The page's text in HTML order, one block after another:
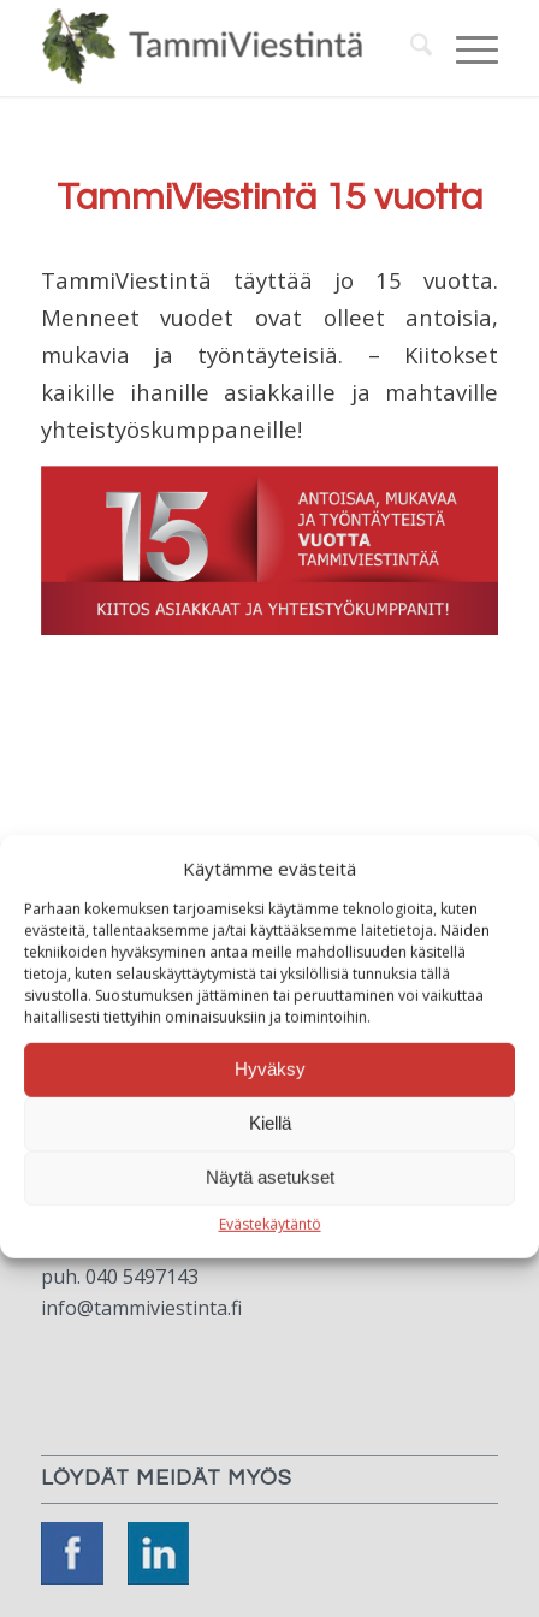
Käytämme evästeitä
Parhaan kokemuksen tarjoamiseksi käytämme teknologioita, kuten
evästeitä, tallentaaksemme ja/tai käyttääksemme laitetietoja. Näiden
tekniikoiden hyväksyminen antaa meille mahdollisuuden käsitellä
tietoja, kuten selauskäyttäytymistä tai yksilöllisiä tunnuksia tällä
sivustolla. Suostumuksen jättäminen tai peruuttaminen voi vaikuttaa
haitallisesti tiettyihin ominaisuuksiin ja toimintoihin.
Hyväksy
Kiellä
Näytä asetukset
Evästekäytäntö
TammiViestintä 15 vuotta
TammiViestintä täyttää jo 15 vuotta.
Menneet vuodet ovat olleet antoisia,
mukavia ja työntäyteisiä. – Kiitokset
kaikille ihanille asiakkaille ja mahtaville
yhteistyöskumppaneille!
puh. 040 5497143
info@tammiviestinta.fi
LÖYDÄT MEIDÄT MYÖS
TammiViestinnän piirtämä
Isännöinti ILOn kuviomerkki on